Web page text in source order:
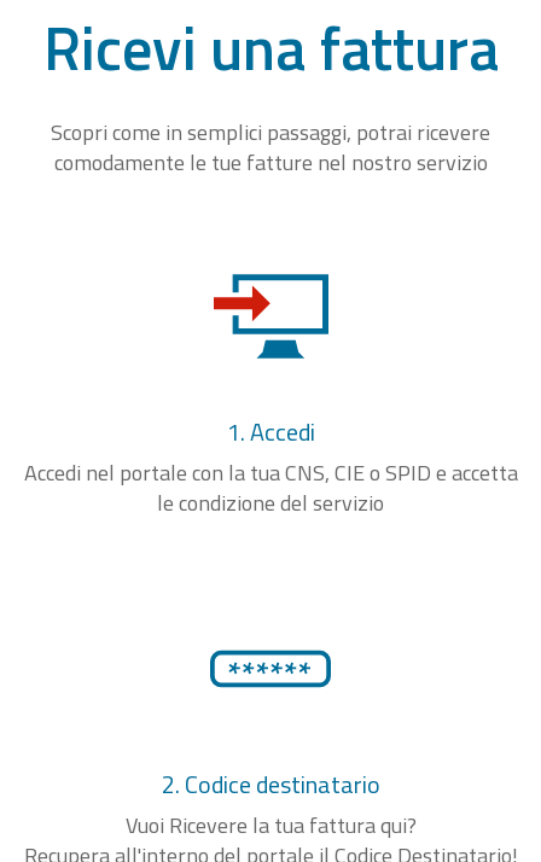
Ricevi una fattura
Scopri come in semplici passaggi, potrai ricevere
comodamente le tue fatture nel nostro servizio
1. Accedi
Accedi nel portale con la tua CNS, CIE o SPID e accetta
le condizione del servizio
2. Codice destinatario
Vuoi Ricevere la tua fattura qui?
Recupera all'interno del portale il Codice Destinatario!